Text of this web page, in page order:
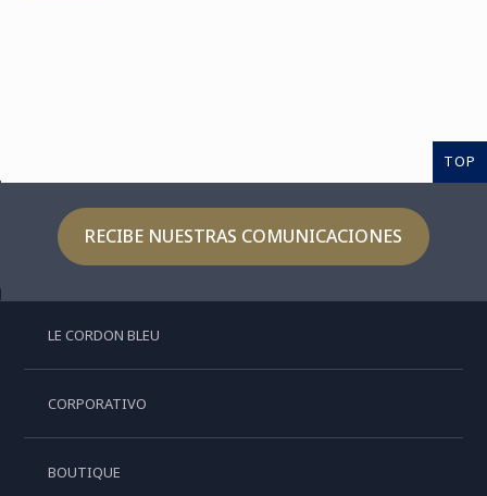
TOP
RECIBE NUESTRAS COMUNICACIONES
LE CORDON BLEU
CORPORATIVO
BOUTIQUE